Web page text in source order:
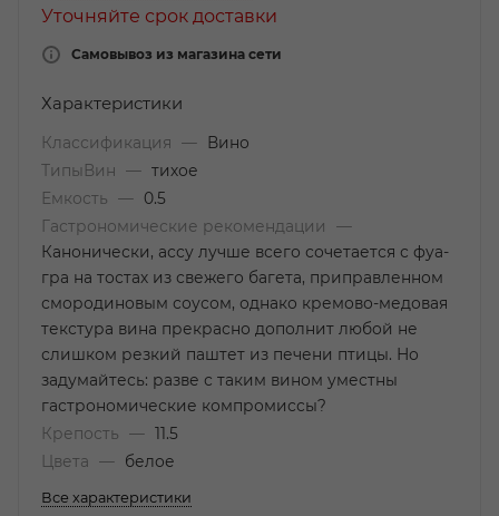
Уточняйте срок доставки
Самовывоз из магазина сети
Характеристики
Классификация —
Вино
ТипыВин
— тихое
Емкость
—
0.5
Гастрономические рекомендации
—
Канонически, ассу лучше всего сочетается с фуа-
гра на тостах из свежего багета, приправленном
смородиновым соусом, однако кремово-медовая
текстура вина прекрасно дополнит любой не
слишком резкий паштет из печени птицы. Но
задумайтесь: разве с таким вином уместны
гастрономические компромиссы?
Крепость
— 11.5
Цвета
— белое
Все характеристики